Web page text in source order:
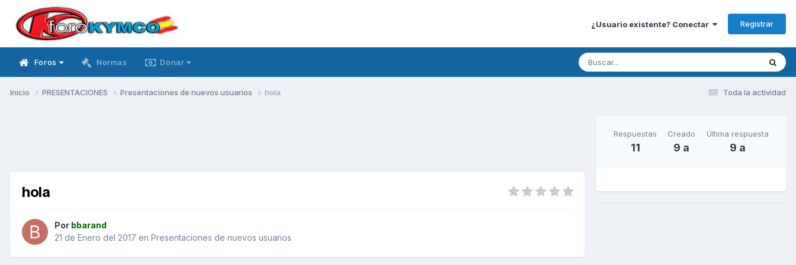
¿Usuario existente? Conectar Registrar
Foros Normas Donar
Toda la actividad
Inicio PRESENTACIONES Presentaciones de nuevos usuarios hola
hola
Por bbarand
21 de Enero del 2017 en Presentaciones de nuevos usuarios
Respuestas
11
Creado
9 a
Última respuesta
9 a